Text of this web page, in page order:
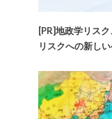
[PR]地政学リス
リスクへの新し